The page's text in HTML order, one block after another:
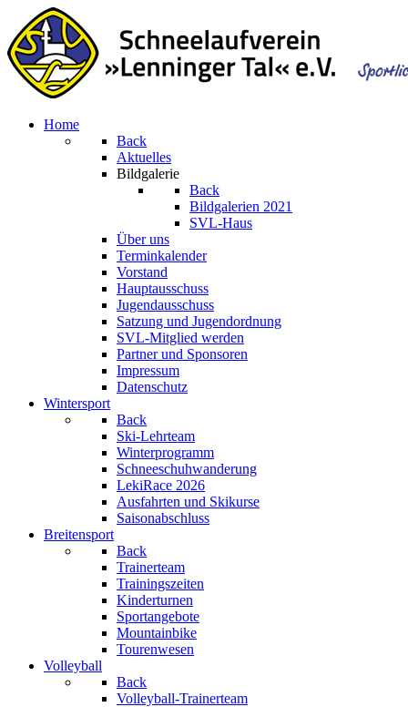
Home
Back
Aktuelles
Bildgalerie
Back
Bildgalerien 2021
SVL-Haus
Über uns
Terminkalender
Vorstand
Hauptausschuss
Jugendausschuss
Satzung und Jugendordnung
SVL-Mitglied werden
Partner und Sponsoren
Impressum
Datenschutz
Wintersport
Back
Ski-Lehrteam
Winterprogramm
Schneeschuhwanderung
LekiRace 2026
Ausfahrten und Skikurse
Saisonabschluss
Breitensport
Back
Trainerteam
Trainingszeiten
Kinderturnen
Sportangebote
Mountainbike
Tourenwesen
Volleyball
Back
Volleyball-Trainerteam